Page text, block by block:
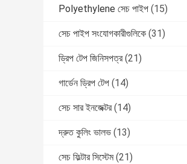
Polyethylene সেচ পাইপ (15)
সেচ পাইপ সংযোগকারীগুলিকে (31)
ড্রিপ টেপ জিনিসপত্র (21)
গার্ডেন ড্রিপ টেপ (14)
সেচ সার ইনজেক্টর (14)
দ্রুত কুলিং ভালভ (13)
সেচ ফিল্টার সিস্টেম (21)